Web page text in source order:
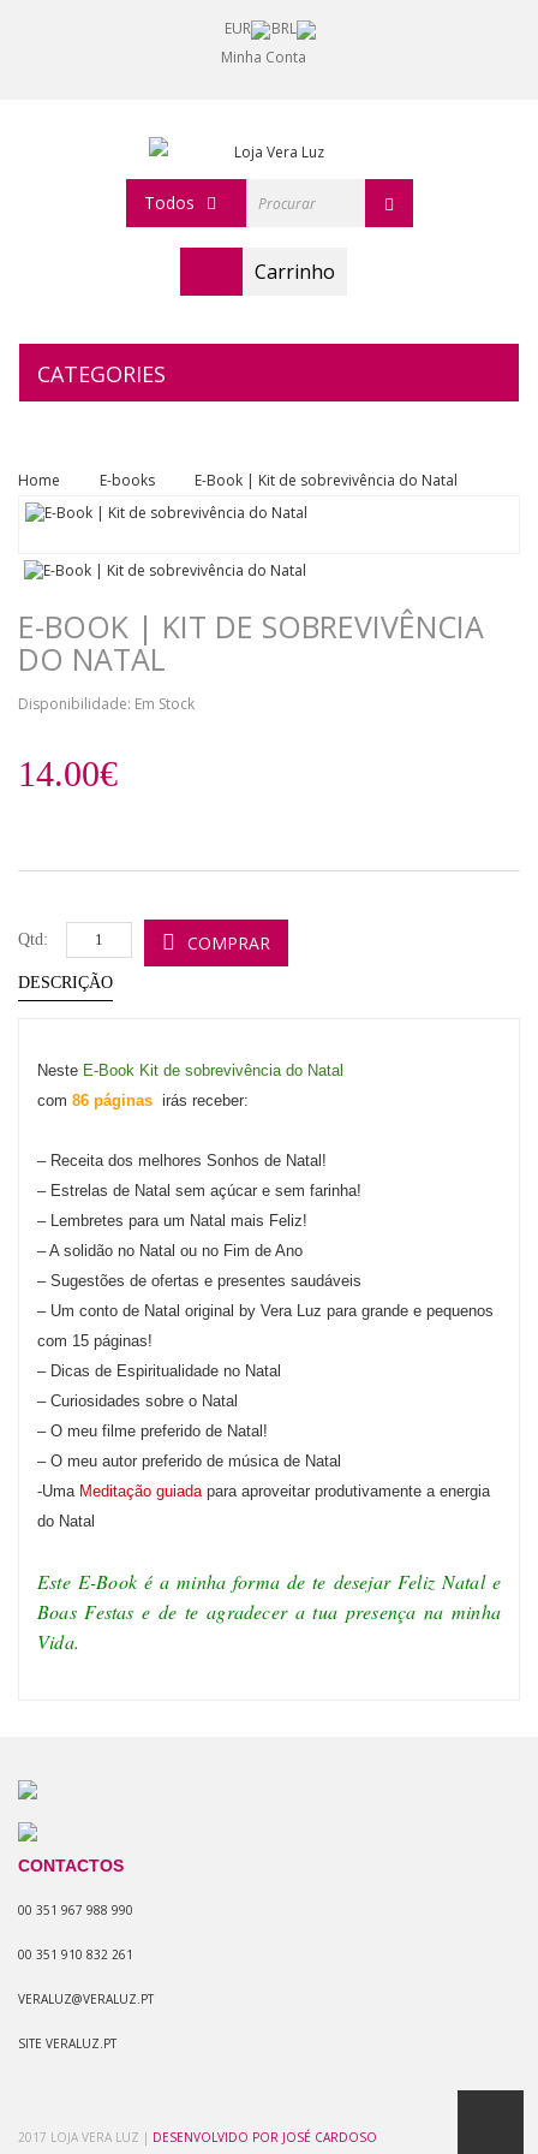
EUR
BRL
Minha Conta
Todos
Carrinho
CATEGORIES
Home E-books E-Book | Kit de sobrevivência do Natal
E-BOOK | KIT DE SOBREVIVÊNCIA
DO NATAL
Disponibilidade: Em Stock
14.00€
Qtd: COMPRAR
DESCRIÇÃO
Neste E-Book Kit de sobrevivência do Natal
com 86 páginas irás receber:
– Receita dos melhores Sonhos de Natal!
– Estrelas de Natal sem açúcar e sem farinha!
– Lembretes para um Natal mais Feliz!
– A solidão no Natal ou no Fim de Ano
– Sugestões de ofertas e presentes saudáveis
– Um conto de Natal original by Vera Luz para grande e pequenos
com 15 páginas!
– Dicas de Espiritualidade no Natal
– Curiosidades sobre o Natal
– O meu filme preferido de Natal!
– O meu autor preferido de música de Natal
-Uma Meditação guiadapara aproveitar produtivamente a energia
do Natal
Este E-Book é a minha forma de te desejar Feliz Natal e
Boas Festas e de te agradecer a tua presença na minha
Vida.
CONTACTOS
00 351 967 988 990
00 351 910 832 261
VERALUZ@VERALUZ.PT
SITE VERALUZ.PT
2017 LOJA VERA LUZ | DESENVOLVIDO POR JOSÉ CARDOSO